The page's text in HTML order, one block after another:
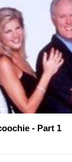
- Part 1